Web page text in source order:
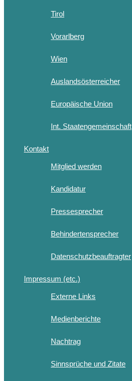
Tirol
Vorarlberg
Wien
Auslandsösterreicher
Europäische Union
Int. Staatengemeinschaft
Kontakt
Mitglied werden
Kandidatur
Pressesprecher
Behindertensprecher
Datenschutzbeauftragter
Impressum (etc.)
Externe Links
Medienberichte
Nachtrag
Sinnsprüche und Zitate